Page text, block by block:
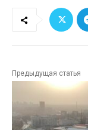
Предыдущая статья